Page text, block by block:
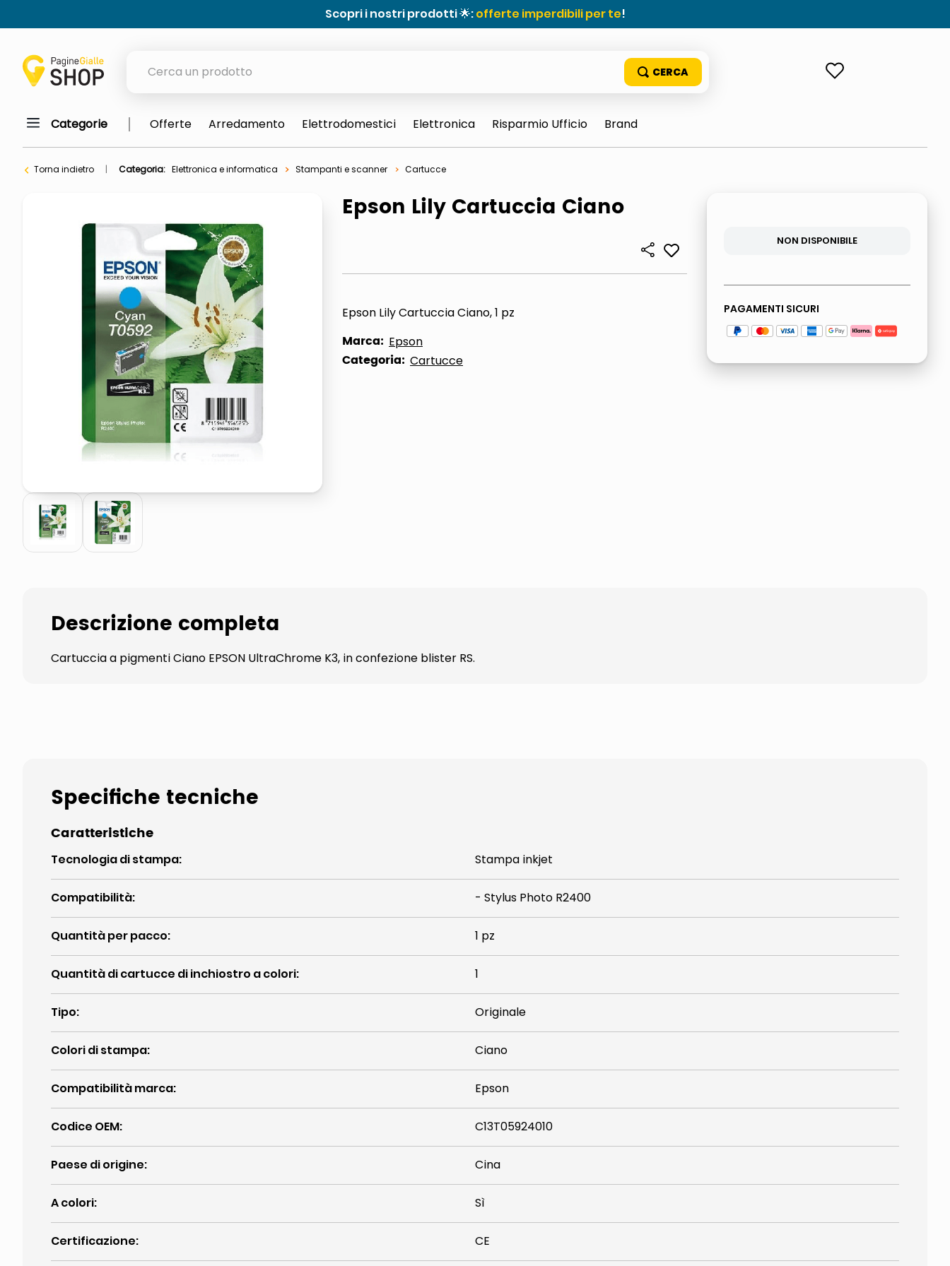
Scopri i nostri prodotti 🌟:offerte imperdibili per te!
meme
lucidatrice pavimenti
astuccio oxford
italia independent occhiali sole 0703 thin rotondo sun
airpods
pattumiera raccolta differenziata
asciuga capelli spazzola
Categorie Offerte Arredamento Elettrodomestici Elettronica Risparmio Ufficio Brand
Torna indietro Categoria: Elettronica e informatica Stampanti e scanner Cartucce
Epson Lily Cartuccia Ciano
Epson Lily Cartuccia Ciano, 1 pz
Marca: Epson
Categoria: Cartucce
NON DISPONIBILE
PAGAMENTI SICURI
Descrizione completa
Cartuccia a pigmenti Ciano EPSON UltraChrome K3, in confezione blister RS.
Specifiche tecniche
Caratteristiche
Tecnologia di stampa: Stampa inkjet
Compatibilità: - Stylus Photo R2400
Quantità per pacco: 1 pz
Quantità di cartucce di inchiostro a colori: 1
Tipo: Originale
Colori di stampa: Ciano
Compatibilità marca: Epson
Codice OEM: C13T05924010
Paese di origine: Cina
A colori: Sì
Certificazione: CE